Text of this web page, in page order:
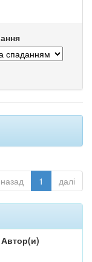
назад 1 далі
Автор(и)